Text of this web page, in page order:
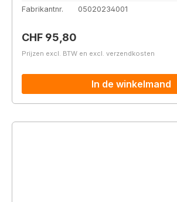
Fabrikantnr.
05020234001
Normale prijs:
CHF 95,80
Prijzen excl. BTW en excl. verzendkosten
In de winkelmand